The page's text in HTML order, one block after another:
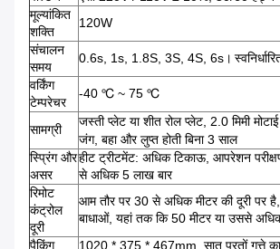
मूल्यांकित
शक्ति
120W
संचालन
समय
0.6s, 1s, 1.8S, 3S, 4S, 6s।
वर्किंग
टेम्परेचर
-40 ℃ ~ 75 ℃
सामग्री
जस्ती प्लेट या शीत रोल प्लेट, 2.0 मिमी
जंग, बहा और लुप्त होती बिना 3 साल
स्प्रिंग और
असर
हीट ट्रीटमेंट: अधिक टिकाऊ, आपरेशन
से अधिक 5 लाख बार
रिमोट
कंट्रोल
दूरी
आम तौर पर 30 से अधिक मीटर की दूरी पर
बाधाओं, यहां तक कि 50 मीटर या उससे
पैकिंग
1020 * 375 * 467mm, सात परतों गत्ते का